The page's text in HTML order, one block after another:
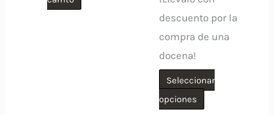
descuento por la
compra de una
docena!
Seleccionar
opciones